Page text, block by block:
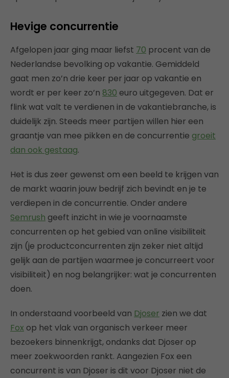
Hevige concurrentie
Afgelopen jaar ging maar liefst 70 procent van de
Nederlandse bevolking op vakantie. Gemiddeld
gaat men zo’n drie keer per jaar op vakantie en
wordt er per keer zo’n 830 euro uitgegeven. Dat er
flink wat valt te verdienen in de vakantiebranche, is
duidelijk zijn. Steeds meer partijen willen hier een
graantje van mee pikken en de concurrentie groeit
dan ook gestaag.
Het is dus zeer gewenst om een beeld te krijgen van
de markt waarin jouw bedrijf zich bevindt en je te
verdiepen in de concurrentie. Onder andere
Semrush geeft inzicht in wie je voornaamste
concurrenten op het gebied van online visibiliteit
zijn (je productconcurrenten zijn zeker niet altijd
gelijk aan de partijen waarmee je concurreert voor
visibiliteit) en nog belangrijker: wat je concurrenten
doen.
In onderstaand voorbeeld van Djoser zien we dat
Fox op het vlak van organisch verkeer meer
bezoekers binnenkrijgt, ondanks dat Djoser op
meer zoekwoorden rankt. Aangezien Fox een
concurrent is van Djoser is dit voor Djoser niet de